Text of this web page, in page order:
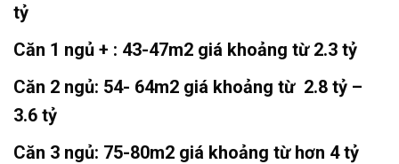
tỷ
Căn 1 ngủ + : 43-47m2 giá khoảng từ 2.3 tỷ
Căn 2 ngủ: 54- 64m2 giá khoảng từ 2.8 tỷ –
3.6 tỷ
Căn 3 ngủ: 75-80m2 giá khoảng từ hơn 4 tỷ